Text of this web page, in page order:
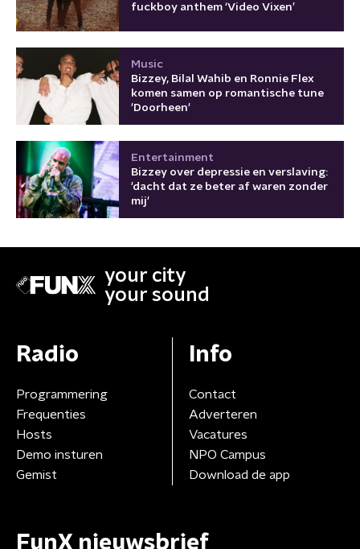
fuckboy anthem ‘Video Vixen’
Music
Bizzey, Bilal Wahib en Ronnie Flex
komen samen op romantische tune
'Doorheen'
Entertainment
Bizzey over depressie en verslaving:
'dacht dat ze beter af waren zonder
mij'
your city
your sound
Radio
Programmering
Frequenties
Hosts
Demo insturen
Gemist
Info
Contact
Adverteren
Vacatures
NPO Campus
Download de app
FunX nieuwsbrief